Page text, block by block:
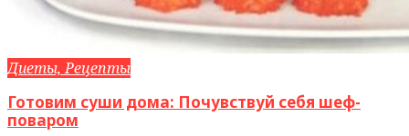
Диеты, Рецепты
Готовим суши дома: Почувствуй себя шеф-
поваром